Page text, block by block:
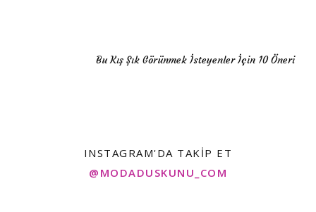
Bu Kış Şık Görünmek İsteyenler İçin 10 Öneri
INSTAGRAM'DA TAKIP ET
@MODADUSKUNU_COM